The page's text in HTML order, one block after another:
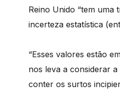
Reino Unido “tem uma
incerteza estatística
“Esses valores estão
nos leva a considerar
conter os surtos